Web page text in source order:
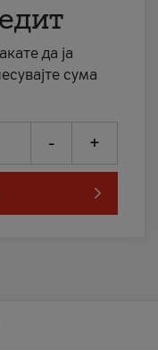
да ја
сума
- +